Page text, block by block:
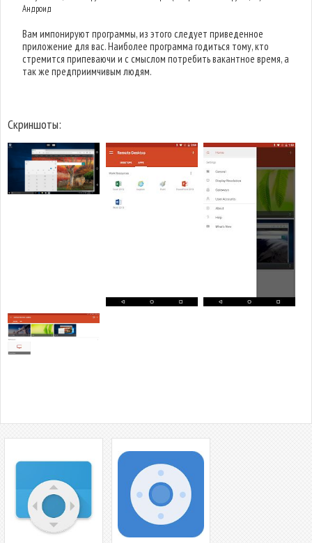
Андроид
Вам импонируют программы, из этого следует приведенное
приложение для вас. Наиболее программа годиться тому, кто
стремится припеваючи и с смыслом потребить вакантное время, а
так же предприимчивым людям.
Скриншоты: